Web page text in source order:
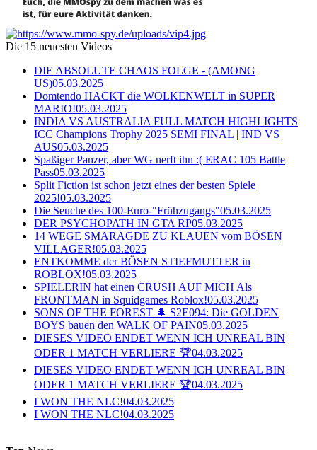
Die 15 neuesten Videos
DIE ABSOLUTE CHAOS FOLGE - (AMONG
US)05.03.2025
Domtendo HACKT die WOLKENWELT in SUPER
MARIO!05.03.2025
INDIA VS AUSTRALIA FULL MATCH HIGHLIGHTS
ICC Champions Trophy 2025 SEMI FINAL | IND VS
AUS05.03.2025
Spaßiger Panzer, aber WG nerft ihn :( ERAC 105 Battle
Pass05.03.2025
Split Fiction ist schon jetzt eines der besten Spiele
2025!05.03.2025
Die Seuche des 100-Euro-"Frühzugangs"05.03.2025
DER PSYCHOPATH IN GTA RP05.03.2025
14 WEGE SMARAGDE ZU KLAUEN vom BÖSEN
VILLAGER!05.03.2025
ENTKOMME der BÖSEN STIEFMUTTER in
ROBLOX!05.03.2025
SPIELERIN hat einen CRUSH AUF MICH Als
FRONTMAN in Squidgames Roblox!05.03.2025
SONS OF THE FOREST 🌲 S2E094: Die GOLDEN
BOYS bauen den WALK OF PAIN05.03.2025
DIESES VIDEO ENDET WENN ICH UNREAL BIN
ODER 1 MATCH VERLIERE 🏆04.03.2025
DIESES VIDEO ENDET WENN ICH UNREAL BIN
ODER 1 MATCH VERLIERE 🏆04.03.2025
I WON THE NLC!04.03.2025
I WON THE NLC!04.03.2025